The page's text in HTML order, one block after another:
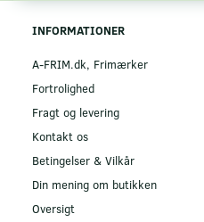
INFORMATIONER
A-FRIM.dk, Frimærker
Fortrolighed
Fragt og levering
Kontakt os
Betingelser & Vilkår
Din mening om butikken
Oversigt